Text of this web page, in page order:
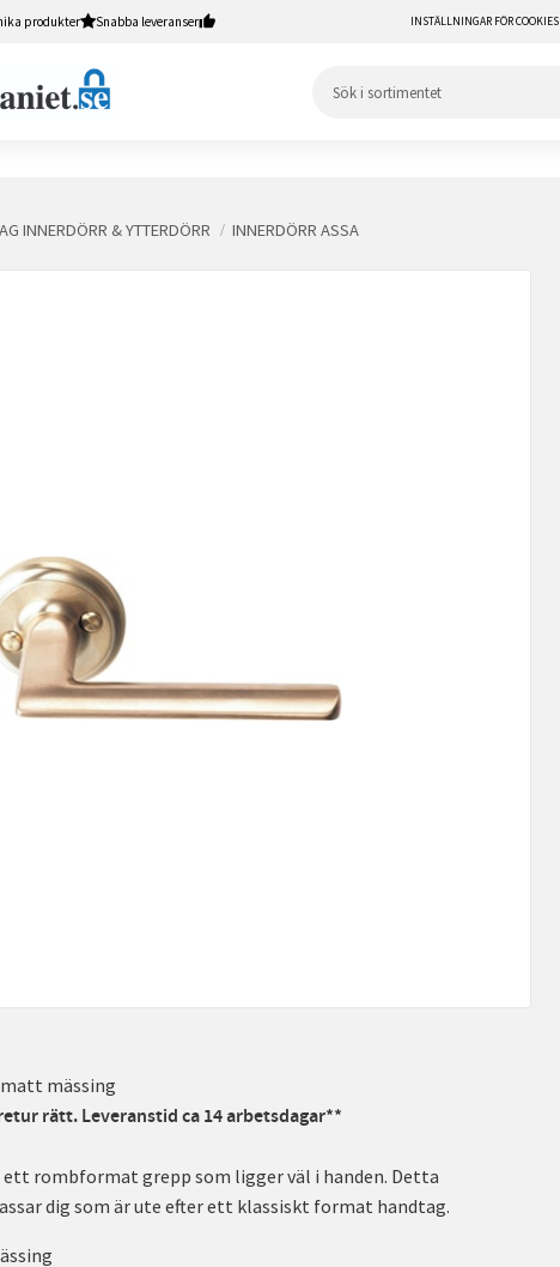
produkter Snabba leveranser INSTÄLLNINGAR FÖR COOKIES
INNERDÖRR & YTTERDÖRR INNERDÖRR ASSA
matt mässing
rätt. Leveranstid ca 14 arbetsdagar**
rombformat grepp som ligger väl i handen. Detta
dig som är ute efter ett klassiskt format handtag.